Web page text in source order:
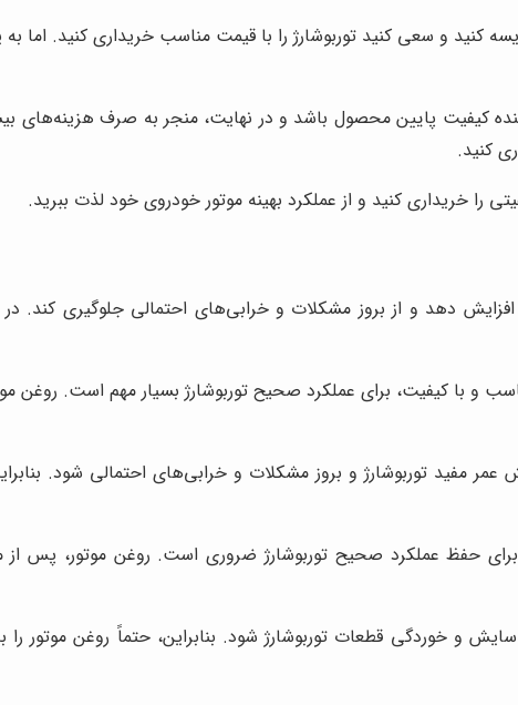
کنید و سعی کنید توربوشارژ را با قیمت مناسب خریداری کنید.
کیفیت پایین محصول باشد و در نهایت، منجر به صرف هزینه‌های
کنید.
را خریداری کنید و از عملکرد بهینه موتور خودروی خود لذت ببرید.
دهد و از بروز مشکلات و خرابی‌های احتمالی جلوگیری کند. در
و با کیفیت، برای عملکرد صحیح توربوشارژ بسیار مهم است. روغن
عمر مفید توربوشارژ و بروز مشکلات و خرابی‌های احتمالی شود.
حفظ عملکرد صحیح توربوشارژ ضروری است. روغن موتور، پس
سایش و خوردگی قطعات توربوشارژ شود. بنابراین، حتماً روغن